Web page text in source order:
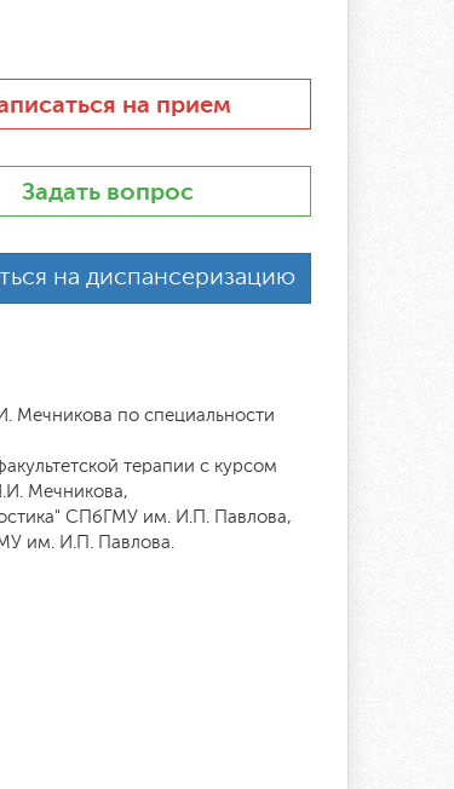
на прием
Задать вопрос
на диспансеризацию
Мечникова по специальности
терапии с курсом
Мечникова,
СПбГМУ им. И.П. Павлова,
им. И.П. Павлова.